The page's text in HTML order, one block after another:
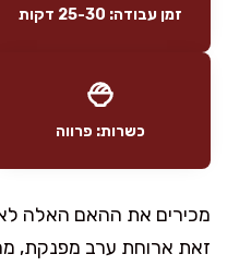
זמן עבודה: 25-30 דקות
כשרות: פרווה
מכירים את ההאם האלה
זאת ארוחת ערב מפנקת,